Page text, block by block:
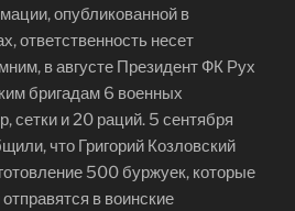
опубликованной в
ответственность несет
в августе Президент ФК Рух
бригадам 6 военных
сетки и 20 раций. 5 сентября
что Григорий Козловский
500 буржуек, которые
в воинские